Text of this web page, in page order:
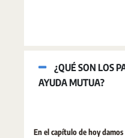
¿QUÉ SON LOS
AYUDA MUTUA?
En el capítulo de hoy